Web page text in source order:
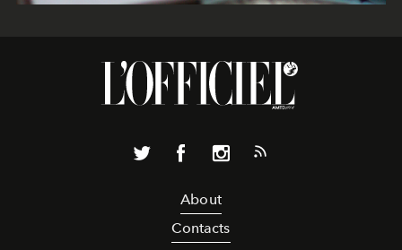
About
Contacts